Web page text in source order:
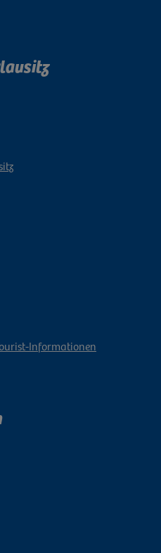
Informationen